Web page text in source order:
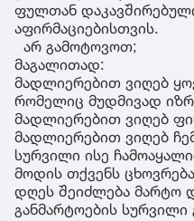
ფულთან
აფირმაციებისთვის.
არ გამოტოვოთ;
მაგალითად:
მადლიერებით ვიღებ
რომელიც მუდმივად
მადლიერებით ვიღებ
მადლიერებით ვიღებ
სურვილი ისე
მოდის თქვენს
დღეს შეიძლება მარტო
განმარტოების სურვილი